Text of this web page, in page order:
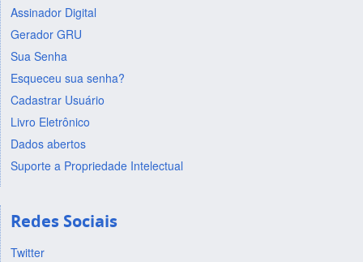
Assinador Digital
Gerador GRU
Sua Senha
Esqueceu sua senha?
Cadastrar Usuário
Livro Eletrônico
Dados abertos
Suporte a Propriedade Intelectual
Redes Sociais
Twitter